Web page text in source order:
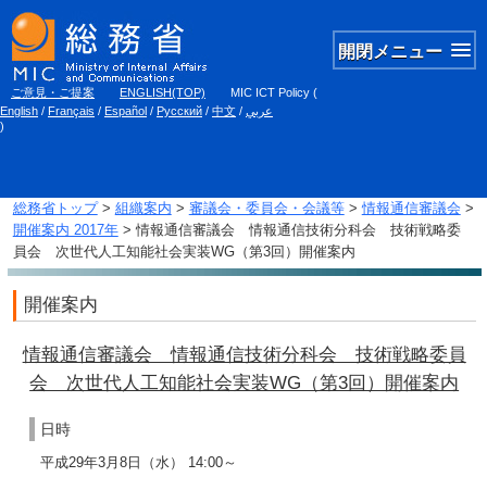
開閉メニュー
ご意見・ご提案 ENGLISH(TOP) MIC ICT Policy (
English / Français / Español / Русский / 中文 / عربي
)
総務省トップ> 組織案内 > 審議会・委員会・会議等>情報通信審議会 >
開催案内 2017年> 情報通信審議会 情報通信技術分科会 技術戦略委
員会 次世代人工知能社会実装WG（第3回）開催案内
開催案内
情報通信審議会 情報通信技術分科会 技術戦略委員
会 次世代人工知能社会実装WG（第3回）開催案内
日時
平成29年3月8日（水） 14:00～